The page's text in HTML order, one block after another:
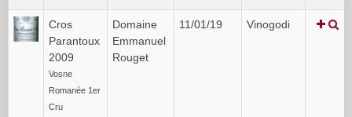
Cros
Parantoux
2009
Vosne
Romanée 1er
Cru
Domaine
Emmanuel
Rouget
11/01/19 Vinogodi